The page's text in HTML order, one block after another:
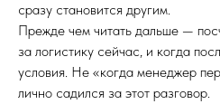
сразу становится другим.
Прежде чем читать дальше —
за логистику сейчас, и когда
условия. Не «когда менеджер
лично садился за этот разговор.